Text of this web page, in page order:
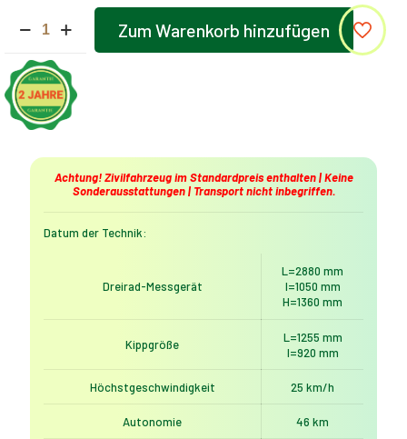
Dreirad
Cargo
500
|
1000W
25km/h
Zum Warenkorb hinzufügen
Alternative:
Achtung! Zivilfahrzeug im Standardpreis enthalten | Keine
Sonderausstattungen | Transport nicht inbegriffen.
Datum der Technik:
Dreirad-Messgerät
L=2880 mm
l=1050 mm
H=1360 mm
Kippgröße
L=1255 mm
l=920 mm
Höchstgeschwindigkeit 25 km/h
Autonomie 46 km